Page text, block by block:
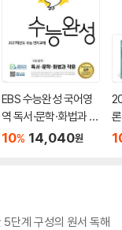
EBS 수능완성 국어영
역 독서·문학·화법과 작
문 (2026년)
10% 14,040원
(
단계 구성의 원서 독해